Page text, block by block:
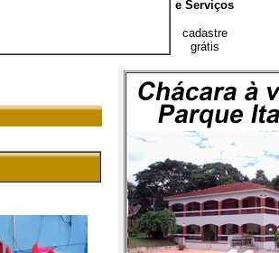
e Serviços
cadastre
grátis